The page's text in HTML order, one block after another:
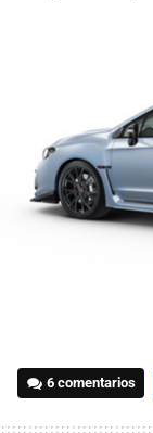
6 comentarios